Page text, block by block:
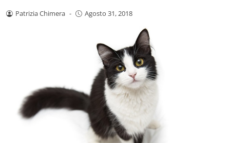
Patrizia Chimera - Agosto 31, 2018